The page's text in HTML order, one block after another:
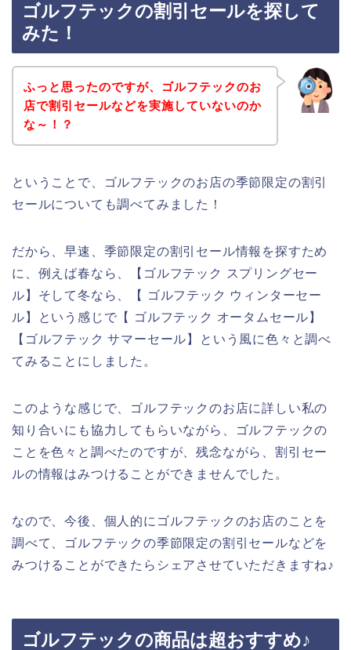
ゴルフテックの割引セールを探して
みた！
ふっと思ったのですが、ゴルフテックのお
店で割引セールなどを実施していないのか
な～！？
ということで、ゴルフテックのお店の季節限定の割引
セールについても調べてみました！
だから、早速、季節限定の割引セール情報を探すため
に、例えば春なら、【ゴルフテック スプリングセー
ル】そして冬なら、【 ゴルフテック ウィンターセー
ル】という感じで【 ゴルフテック オータムセール】
【ゴルフテック サマーセール】という風に色々と調べ
てみることにしました。
このような感じで、ゴルフテックのお店に詳しい私の
知り合いにも協力してもらいながら、ゴルフテックの
ことを色々と調べたのですが、残念ながら、割引セー
ルの情報はみつけることができませんでした。
なので、今後、個人的にゴルフテックのお店のことを
調べて、ゴルフテックの季節限定の割引セールなどを
みつけることができたらシェアさせていただきますね♪
ゴルフテックの商品は超おすすめ♪